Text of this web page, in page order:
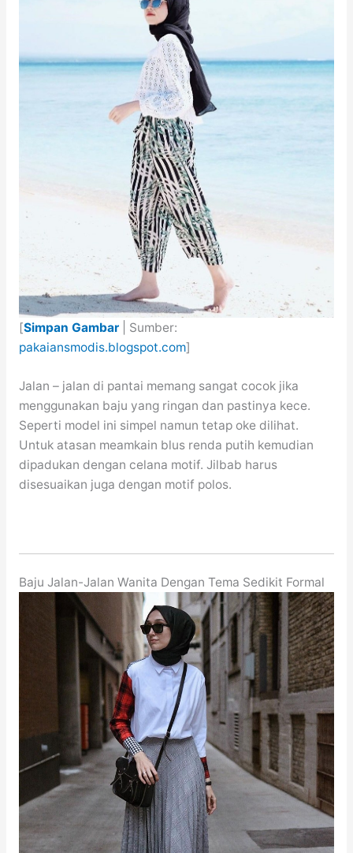
[Simpan Gambar| Sumber:
pakaiansmodis.blogspot.com]
Jalan – jalan di pantai memang sangat cocok jika
menggunakan baju yang ringan dan pastinya kece.
Seperti model ini simpel namun tetap oke dilihat.
Untuk atasan meamkain blus renda putih kemudian
dipadukan dengan celana motif. Jilbab harus
disesuaikan juga dengan motif polos.
Baju Jalan-Jalan Wanita Dengan Tema Sedikit Formal